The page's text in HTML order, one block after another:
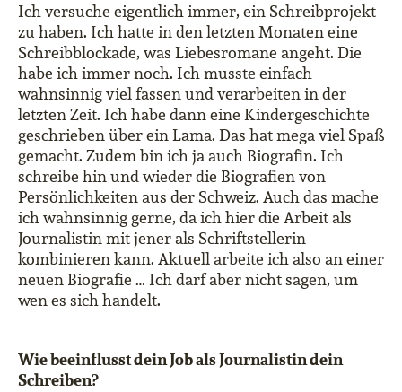
Ich versuche eigentlich immer, ein Schreibprojekt
zu haben. Ich hatte in den letzten Monaten eine
Schreibblockade, was Liebesromane angeht. Die
habe ich immer noch. Ich musste einfach
wahnsinnig viel fassen und verarbeiten in der
letzten Zeit. Ich habe dann eine Kindergeschichte
geschrieben über ein Lama. Das hat mega viel Spaß
gemacht. Zudem bin ich ja auch Biografin. Ich
schreibe hin und wieder die Biografien von
Persönlichkeiten aus der Schweiz. Auch das mache
ich wahnsinnig gerne, da ich hier die Arbeit als
Journalistin mit jener als Schriftstellerin
kombinieren kann. Aktuell arbeite ich also an einer
neuen Biografie … Ich darf aber nicht sagen, um
wen es sich handelt.
Wie beeinflusst dein Job als Journalistin dein
Schreiben?